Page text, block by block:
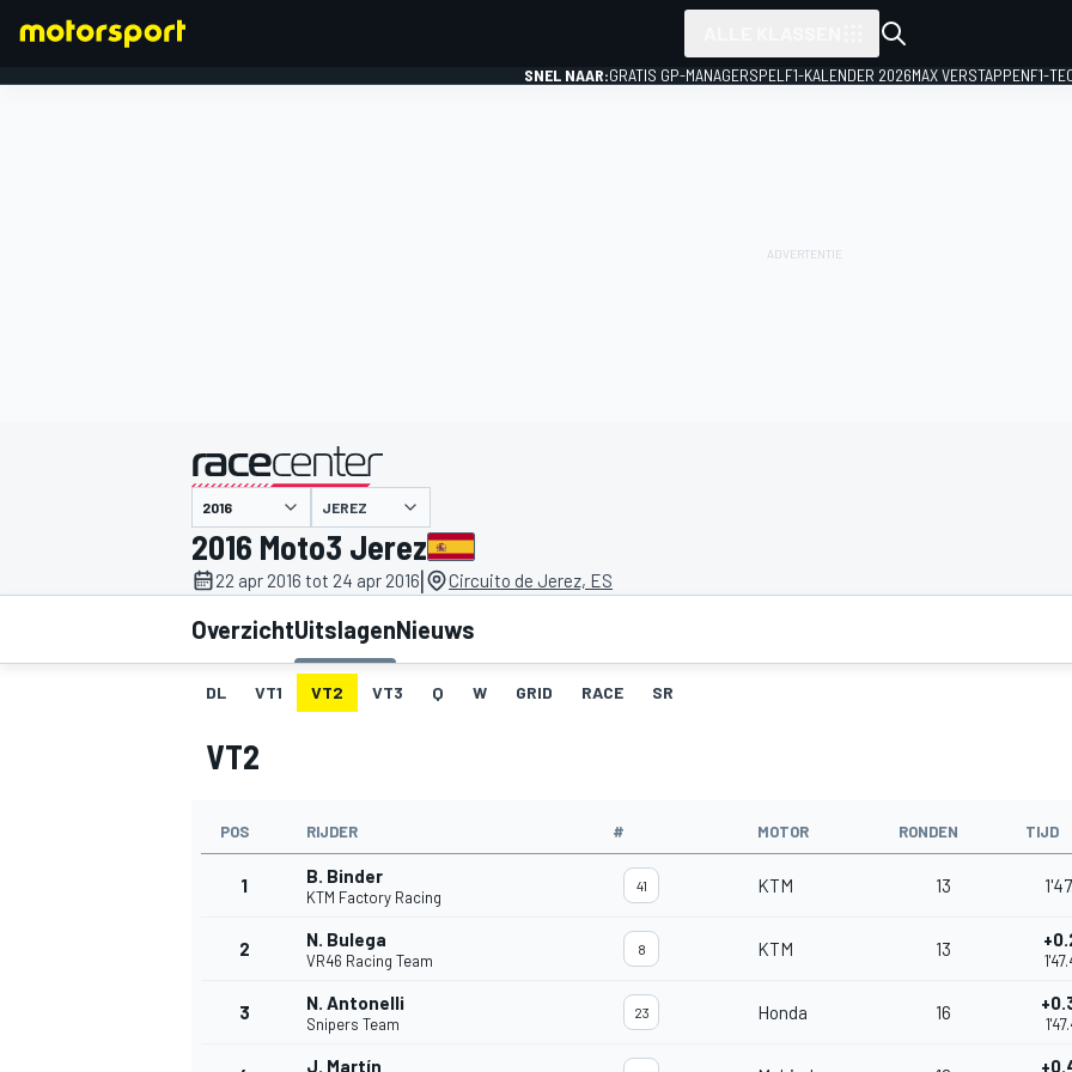
SNEL NAAR:GRATIS GP-MANAGERSPEL F1-KALENDER 2026MAX VERSTAPPENF1-
gepresenteerd door
JEREZ
2016 Moto3 Jerez
22 apr 2016 tot 24 apr 2016| Circuito de Jerez, ES
OverzichtUitslagenNieuws
DL VT1 VT2 VT3 Q W GRID RACE SR
VT2
POS RIJDER # MOTOR RONDEN TIJD
1 B. Binder
KTM Factory Racing
41 KTM 13
2 N. Bulega
VR46 Racing Team
8 KTM 13
3 N. Antonelli
Snipers Team
23 Honda 16
J. Martín